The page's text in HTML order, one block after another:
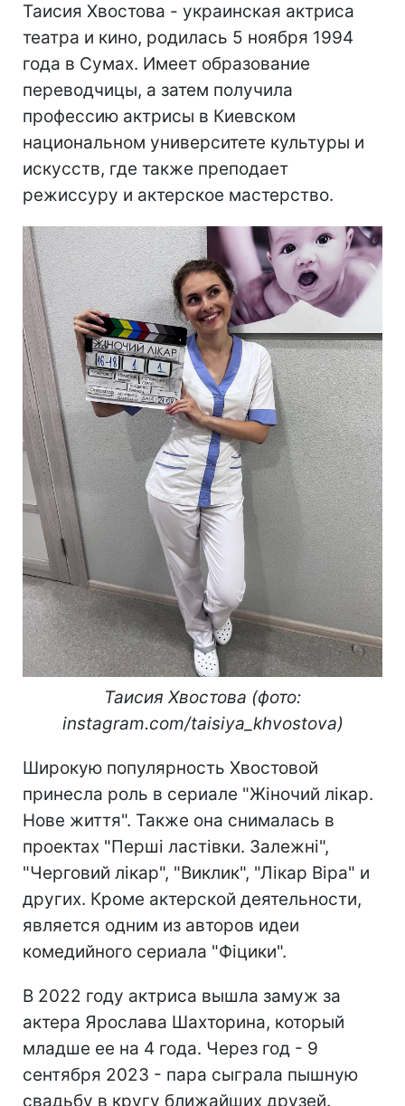
Таисия Хвостова - украинская актриса
театра и кино, родилась 5 ноября 1994
года в Сумах. Имеет образование
переводчицы, а затем получила
профессию актрисы в Киевском
национальном университете культуры и
искусств, где также преподает
режиссуру и актерское мастерство.
Таисия Хвостова (фото:
instagram.com/taisiya_khvostova)
Широкую популярность Хвостовой
принесла роль в сериале "Жіночий лікар.
Нове життя". Также она снималась в
проектах "Перші ластівки. Залежні",
"Черговий лікар", "Виклик", "Лікар Віра" и
других. Кроме актерской деятельности,
является одним из авторов идеи
комедийного сериала "Фіцики".
В 2022 году актриса вышла замуж за
актера Ярослава Шахторина, который
младше ее на 4 года. Через год - 9
сентября 2023 - пара сыграла пышную
свадьбу в кругу ближайших друзей.